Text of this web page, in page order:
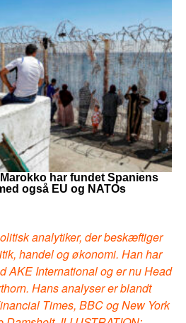
har fundet Spaniens
også EU og NATOs
analytiker, der beskæftiger
handel og økonomi. Han har
AKE International og er nu Head
Hans analyser er blandt
Times, BBC og New York